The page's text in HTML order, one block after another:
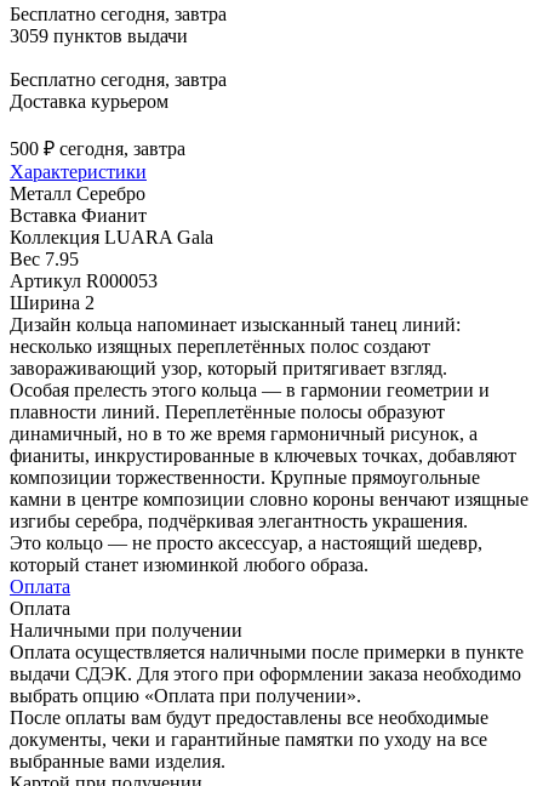
Бесплатно сегодня, завтра
3059 пунктов выдачи
Бесплатно сегодня, завтра
Доставка курьером
500 ₽ сегодня, завтра
Характеристики
Металл Серебро
Вставка Фианит
Коллекция LUARA Gala
Вес 7.95
Артикул R000053
Ширина 2
Дизайн кольца напоминает изысканный танец линий:
несколько изящных переплетённых полос создают
завораживающий узор, который притягивает взгляд.
Особая прелесть этого кольца — в гармонии геометрии и
плавности линий. Переплетённые полосы образуют
динамичный, но в то же время гармоничный рисунок, а
фианиты, инкрустированные в ключевых точках, добавляют
композиции торжественности. Крупные прямоугольные
камни в центре композиции словно короны венчают изящные
изгибы серебра, подчёркивая элегантность украшения.
Это кольцо — не просто аксессуар, а настоящий шедевр,
который станет изюминкой любого образа.
Оплата
Оплата
Наличными при получении
Оплата осуществляется наличными после примерки в пункте
выдачи СДЭК. Для этого при оформлении заказа необходимо
выбрать опцию «Оплата при получении».
После оплаты вам будут предоставлены все необходимые
документы, чеки и гарантийные памятки по уходу на все
выбранные вами изделия.